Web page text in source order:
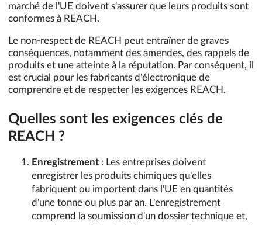
marché de l'UE doivent s'assurer que leurs produits sont
conformes à REACH.
Le non-respect de REACH peut entraîner de graves
conséquences, notamment des amendes, des rappels de
produits et une atteinte à la réputation. Par conséquent, il
est crucial pour les fabricants d'électronique de
comprendre et de respecter les exigences REACH.
Quelles sont les exigences clés de
REACH ?
Enregistrement : Les entreprises doivent
enregistrer les produits chimiques qu'elles
fabriquent ou importent dans l'UE en quantités
d'une tonne ou plus par an. L'enregistrement
comprend la soumission d'un dossier technique et,